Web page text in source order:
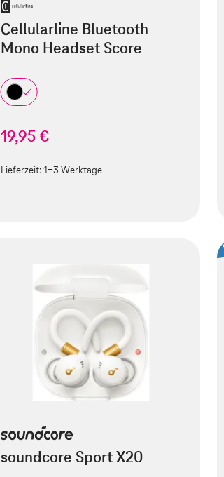
Cellularline Bluetooth
Mono Headset Score
19,95 €
Lieferzeit:1-3 Werktage
soundcore Sport X20